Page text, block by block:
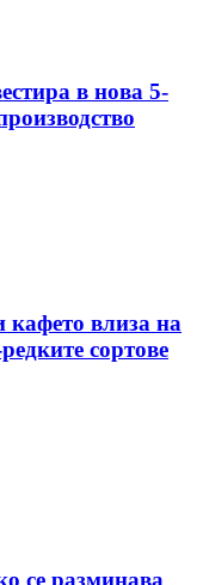
в нова 5-
кафето влиза на
сортове
се разминава